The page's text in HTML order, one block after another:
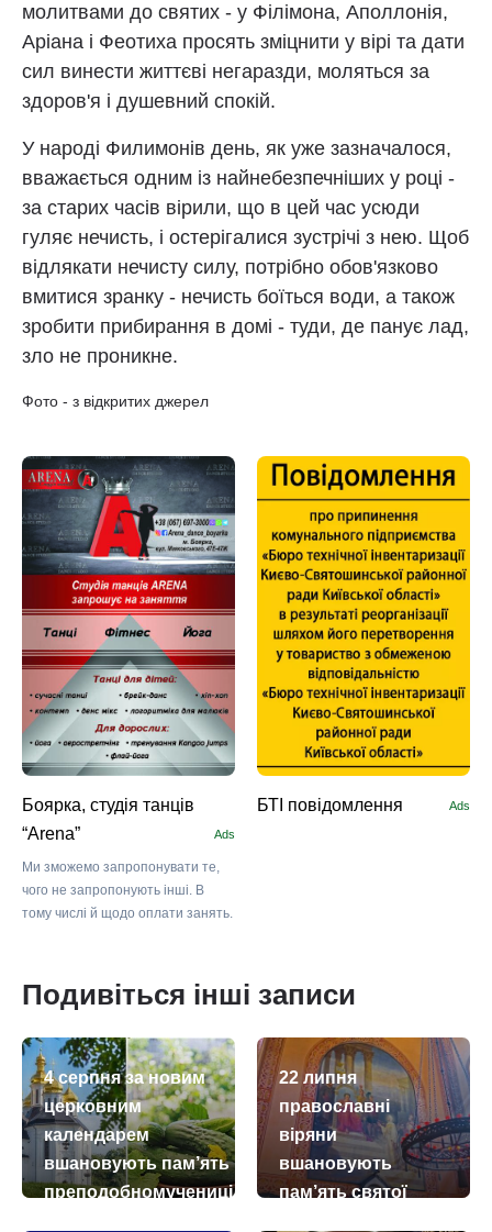
молитвами до святих - у Філімона, Аполлонія,
Аріана і Феотиха просять зміцнити у вірі та дати
сил винести життєві негаразди, моляться за
здоров'я і душевний спокій.
У народі Филимонів день, як уже зазначалося,
вважається одним із найнебезпечніших у році -
за старих часів вірили, що в цей час усюди
гуляє нечисть, і остерігалися зустрічі з нею. Щоб
відлякати нечисту силу, потрібно обов'язково
вмитися зранку - нечисть боїться води, а також
зробити прибирання в домі - туди, де панує лад,
зло не проникне.
Фото - з відкритих джерел
Боярка, студія танців
“Arena”
Ads
Ми зможемо запропонувати те,
чого не запропонують інші. В
тому числі й щодо оплати занять.
БТІ повідомлення Ads
Подивіться інші записи
4 серпня за новим
церковним
календарем
вшановують пам’ять
преподобномучениці
22 липня
православні
віряни
вшановують
пам’ять святої